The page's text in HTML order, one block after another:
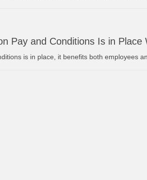
Pay and Conditions Is in Place
is in place, it benefits both employees